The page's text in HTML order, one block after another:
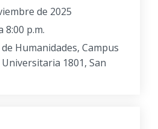
de 2025
8:00 p.m.
Humanidades, Campus
Universitaria 1801, San